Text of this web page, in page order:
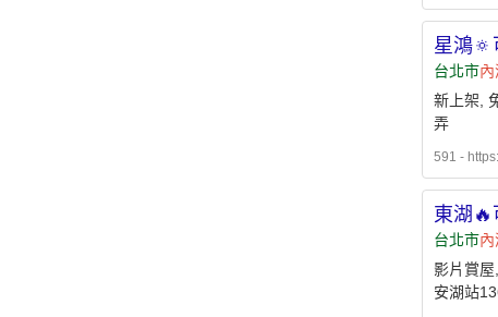
星鴻🔅
台北市內
新上架,
弄
591 -
東湖
台北市內
影片賞
安湖站